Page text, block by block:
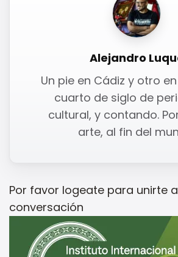
Alejandro
Un pie en Cádiz y otro en
cuarto de siglo de
cultural, y contando.
arte, al fin del
Por favor logeate para unirte
conversación